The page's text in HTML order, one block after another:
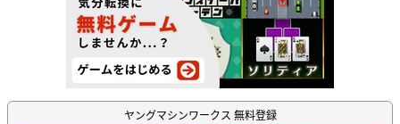
ヤングマシンワークス 無料登録